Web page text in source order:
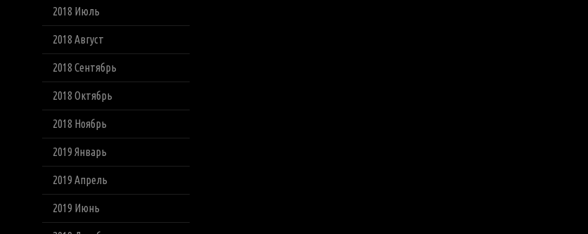
2018 Июль
2018 Август
2018 Сентябрь
2018 Октябрь
2018 Ноябрь
2019 Январь
2019 Апрель
2019 Июнь